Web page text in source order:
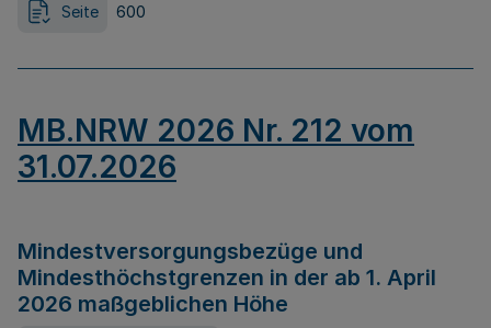
Seite 600
MB.NRW 2026 Nr. 212 vom
31.07.2026
Mindestversorgungsbezüge und
Mindesthöchstgrenzen in der ab 1. April
2026 maßgeblichen Höhe